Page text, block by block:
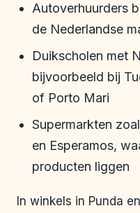
Autoverhuurders
de Nederlandse
Duikscholen met
bijvoorbeeld bij
of Porto Mari
Supermarkten
en Esperamos,
producten liggen
In winkels in Punda